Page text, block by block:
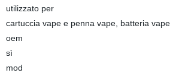
utilizzato per
cartuccia vape e penna vape, batteria vape
oem
sì
mod